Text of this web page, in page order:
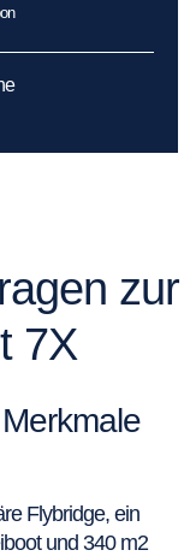
zur
7X
Flybridge, ein
und 340 m2